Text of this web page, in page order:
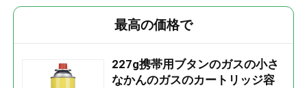
最高の価格で
227g携帯用ブタンのガスの小さ
なかんのガスのカートリッジ容